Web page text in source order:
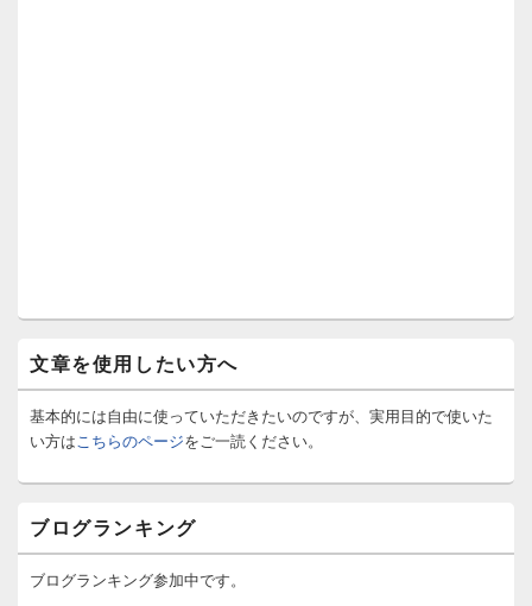
文章を使用したい方へ
基本的には自由に使っていただきたいのですが、実用目的で使いた
い方はこちらのページをご一読ください。
ブログランキング
ブログランキング参加中です。